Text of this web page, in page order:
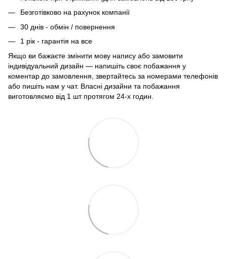
Безготівково на рахунок компанії
30 днів - обмін / повернення
1 рік - гарантія на все
Якщо ви бажаєте змінити мову напису або замовити
індивідуальний дизайн — напишіть своє побажання у
коментар до замовлення, звертайтесь за номерами телефонів
або пишіть нам у чат. Власні дизайни та побажання
виготовляємо від 1 шт протягом 24-х годин.